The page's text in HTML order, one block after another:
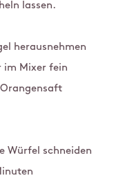
lassen.
herausnehmen
im Mixer fein
Würfel schneiden